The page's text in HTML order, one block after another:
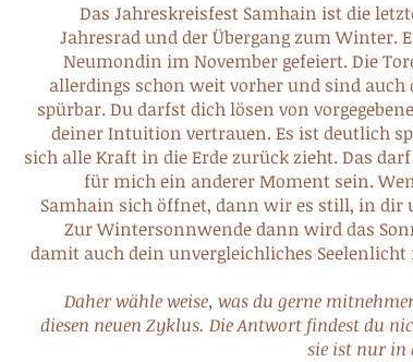
Das Jahreskreisfest Samhain ist die
Jahresrad und der Übergang zum Winter.
Neumondin im November gefeiert. Die
allerdings schon weit vorher und sind auch
spürbar. Du darfst dich lösen von
deiner Intuition vertrauen. Es ist deutlich
sich alle Kraft in die Erde zurück zieht. Das
für mich ein anderer Moment sein.
Samhain sich öffnet, dann wir es still, in dir
Zur Wintersonnwende dann wird das
damit auch dein unvergleichliches Seelenlicht
Daher wähle weise, was du gerne
diesen neuen Zyklus. Die Antwort findest du
sie ist nur in